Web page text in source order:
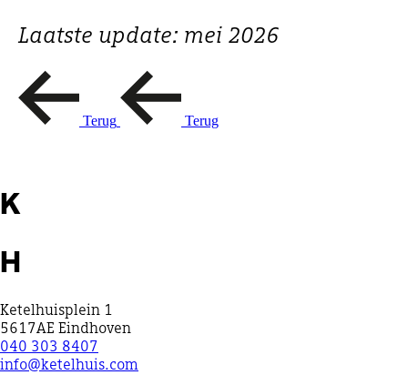
Laatste update: mei 2026
Terug Terug
K
H
Ketelhuisplein 1
5617AE Eindhoven
040 303 8407
info@ketelhuis.com